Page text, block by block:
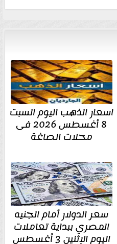
اسعار الذهب اليوم السبت
8 أغسطس 2026 فى
محلات الصاغة
سعر الدولار أمام الجنيه
المصري ببداية تعاملات
اليوم الإثنين 3 أغسطس